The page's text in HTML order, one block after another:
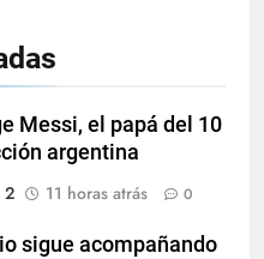
Messi, el papá del 10
argentina
2
11 horas atrás 0
sigue acompañando